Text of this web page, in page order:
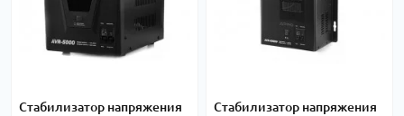
Стабилизатор напряжения
Стабилизатор напряжения